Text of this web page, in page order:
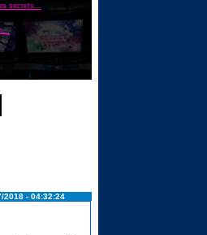
secrets...
2018 - 04:32:24